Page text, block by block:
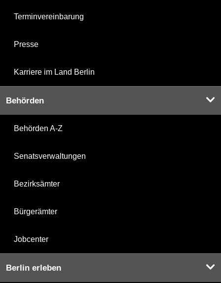
Terminvereinbarung
Presse
Karriere im Land Berlin
Behörden
Behörden A-Z
Senatsverwaltungen
Bezirksämter
Bürgerämter
Jobcenter
Berlin erleben